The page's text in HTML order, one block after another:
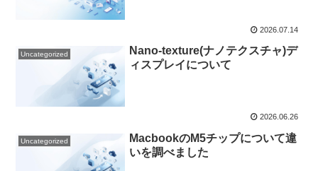
2026.07.14
Uncategorized
Nano-texture(ナノテクスチャ)デ
ィスプレイについて
2026.06.26
Uncategorized
MacbookのM5チップについて違
いを調べました